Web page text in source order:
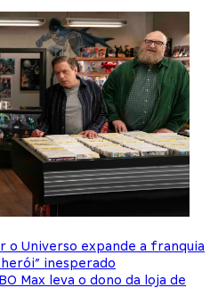
o Universo expande a franquia
inesperado
Max leva o dono da loja de